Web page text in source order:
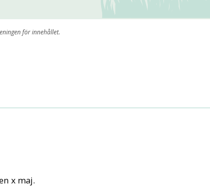
för innehållet.
x maj.